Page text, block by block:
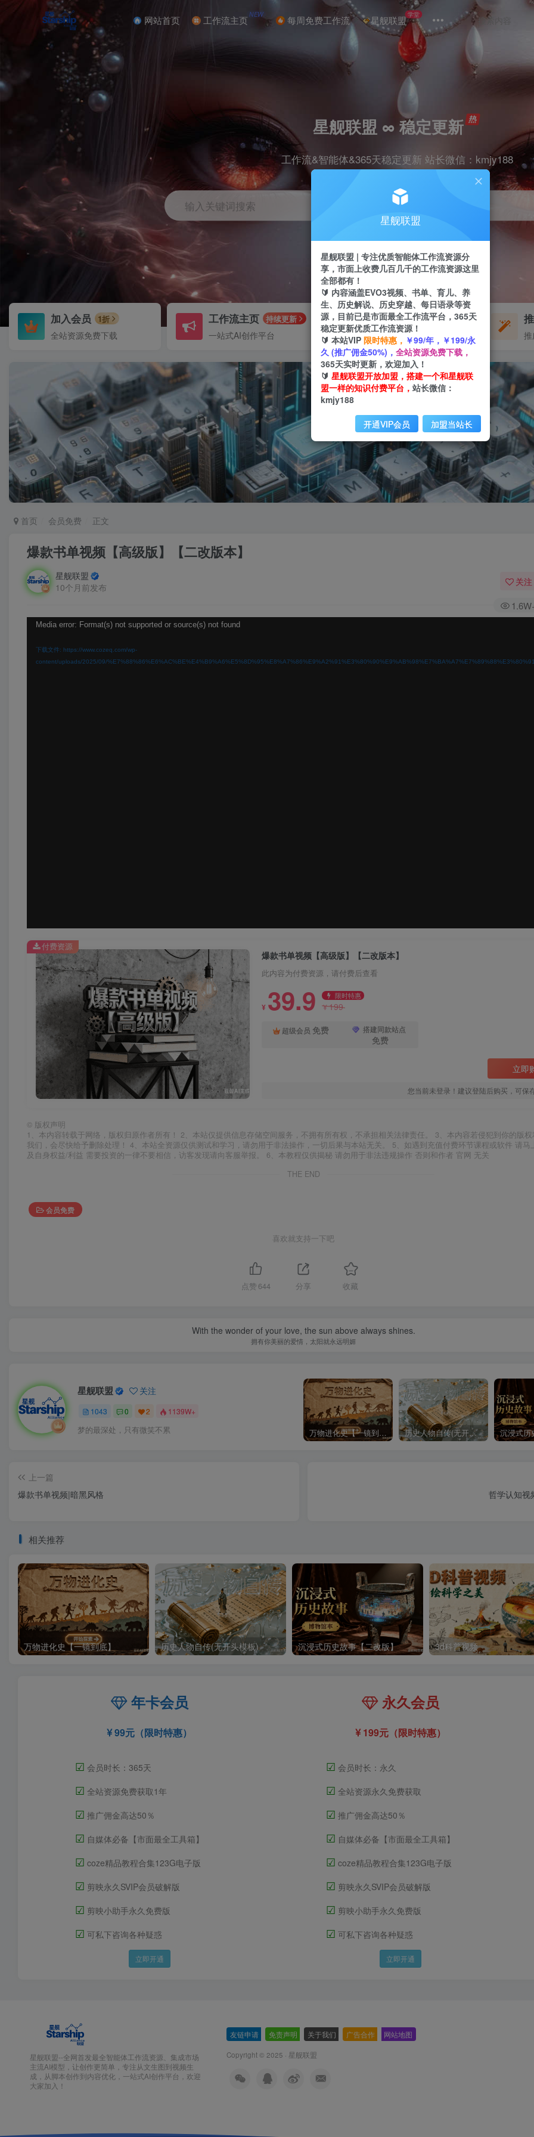
网站首页 工作流主页 NEW 每周免费工作流 星舰联盟学堂
星舰联盟 ∞ 稳定更新
工作流&智能体&365天稳定更新 站长微信：kmjy188
输入关键词搜索
加入会员 1折
全站资源免费下载
工作流主页 持续更新
一站式AI创作平台
每周免费工作流 体验
不定期更新
首页 会员免费 正文
爆款书单视频【高级版】【二改版本】
星舰联盟
10个月前发布
关注
Media error: Format(s) not supported or source(s) not found
下载文件: https://www.cozeq.com/wp-
content/uploads/2025/09/
爆款书单视频【高级版】【二改版本】
此内容为付费资源，请付费后查看
¥ 39.9 限时特惠
¥199
超级会员 免费 搭建同款站点
免费
立即
您当前未登录！建议登陆后购买，可保
付费资源
© 版权声明
1、本内容转载于网络，版权归原作者所有！ 2、本站仅提供信息存储空间服务，不拥有所有权，不承担相关法律责任。 3、本内容若侵犯到你的版
我们，会尽快给予删除处理！ 4、本站全资源仅供测试和学习，请勿用于非法操作，一切后果与本站无关。 5、如遇到充值付费环节课程或软件 请马
及自身权益/利益 需要投资的一律不要相信，访客发现请向客服举报。 6、本教程仅供揭秘 请勿用于非法违规操作 否则和作者 官网 无关
THE END
会员免费
喜欢就支持一下吧
点赞 644 分享 收藏
With the wonder of your love, the sun above always shines.
拥有你美丽的爱情，太阳就永远明媚
星舰联盟 关注
1043 0 2 1139W+
梦的最深处，只有微笑不累 万物进化史【一镜到底】 历史人物自传(无开头模板)
上一篇
爆款书单视频|暗黑风格
哲学认知视
相关推荐
万物进化史【一镜到底】 历史人物自传(无开头模板) 沉浸式历史故事【二改版】 3d科普视频
年卡会员
99元（限时特惠）
☑ 会员时长：365天
☑ 全站资源免费获取1年
☑ 推广佣金高达50％
☑ 自媒体必备【市面最全工具箱】
☑ coze精品教程合集123G电子版
☑ 剪映永久SVIP会员破解版
☑ 剪映小助手永久免费版
☑ 可私下咨询各种疑惑
立即开通
永久会员
199元（限时特惠）
☑ 会员时长：永久
☑ 全站资源永久免费获取
☑ 推广佣金高达50％
☑ 自媒体必备【市面最全工具箱】
☑ coze精品教程合集123G电子版
☑ 剪映永久SVIP会员破解版
☑ 剪映小助手永久免费版
☑ 可私下咨询各种疑惑
立即开通
星舰联盟--全网首发最全智能体工作流资源、集成市场
主流AI模型，让创作更简单，专注从文生图到视频生
成，从脚本创作到内容优化，一站式AI创作平台，欢迎
大家加入！
友链申请 免责声明 关于我们 广告合作 网站地图
Copyright © 2025 · 星舰联盟
星舰联盟
星舰联盟 | 专注优质智能体工作流资源分
享，市面上收费几百几千的工作流资源这里
全部都有！
🔰 内容涵盖EVO3视频、书单、育儿、养
生、历史解说、历史穿越、每日语录等资
源，目前已是市面最全工作流平台，365天
稳定更新优质工作流资源！
🔰 本站VIP 限时特惠， ￥99/年，￥199/永
久 (推广佣金50%)， 全站资源免费下载，
365天实时更新，欢迎加入！
🔰 星舰联盟开放加盟，搭建一个和星舰联
盟一样的知识付费平台， 站长微信：
kmjy188
开通VIP会员 加盟当站长